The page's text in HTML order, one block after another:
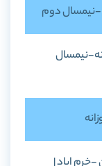
نيمسال دوم
نيمسال